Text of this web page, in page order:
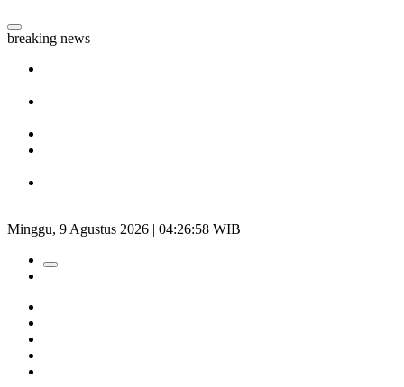
breaking news
Minggu, 9 Agustus 2026 | 04:26:59 WIB